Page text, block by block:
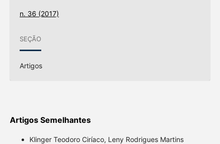
n. 36 (2017)
SEÇÃO
Artigos
Artigos Semelhantes
Klinger Teodoro Ciríaco, Leny Rodrigues Martins